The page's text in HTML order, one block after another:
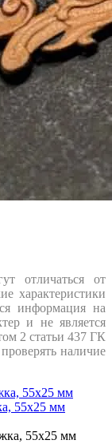
отличаться от
характеристики
информация на
и не является
2 статьи 437 ГК
наличие
55х25 мм
55х25 мм
55х25 мм